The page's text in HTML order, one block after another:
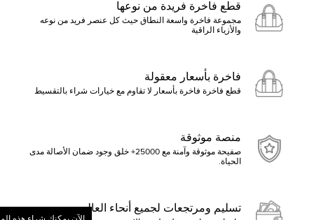
قطع فاخرة فريدة من نوعها
مجموعة فاخرة واسعة النطاق حيث كل عنصر فريد من نوعه
والأزياء الراقية
فاخرة بأسعار معقولة
قطع فاخرة فاخرة بأسعار لا تقاوم مع خيارات شراء بالتقسيط
منصة موثوقة
صفيحة موثوقة وآمنة مع 25000+ خلق وجود ضمان الأصالة مدى
الحياة.
تسليم ومرتجعات لجميع أنحاء العالم